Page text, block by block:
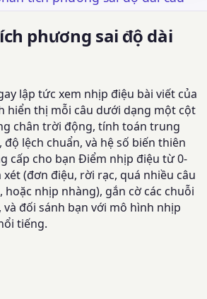
phương sai độ dài
lập tức xem nhịp điệu bài viết của
hiển thị mỗi câu dưới dạng một cột
chân trời động, tính toán trung
lệch chuẩn, và hệ số biến thiên
cấp cho bạn Điểm nhịp điệu từ 0-
(đơn điệu, rời rạc, quá nhiều câu
hoặc nhịp nhàng), gắn cờ các chuỗi
và đối sánh bạn với mô hình nhịp
tiếng.